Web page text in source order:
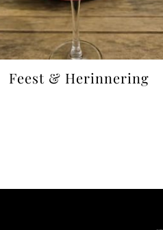
Feest & Herinnering